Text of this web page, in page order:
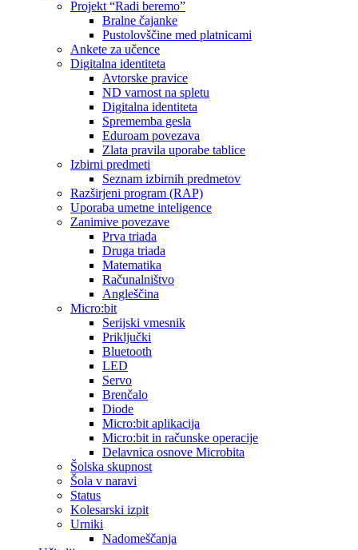
Projekt “Radi beremo”
Bralne čajanke
Pustolovščine med platnicami
Ankete za učence
Digitalna identiteta
Avtorske pravice
ND varnost na spletu
Digitalna identiteta
Sprememba gesla
Eduroam povezava
Zlata pravila uporabe tablice
Izbirni predmeti
Seznam izbirnih predmetov
Razširjeni program (RAP)
Uporaba umetne inteligence
Zanimive povezave
Prva triada
Druga triada
Matematika
Računalništvo
Angleščina
Micro:bit
Serijski vmesnik
Priključki
Bluetooth
LED
Servo
Brenčalo
Diode
Micro:bit aplikacija
Micro:bit in računske operacije
Delavnica osnove Microbita
Šolska skupnost
Šola v naravi
Status
Kolesarski izpit
Urniki
Nadomeščanja